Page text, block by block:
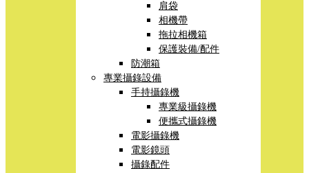
肩袋
相機帶
拖拉相機箱
保護裝備/配件
防潮箱
專業攝錄設備
手持攝錄機
專業級攝錄機
便攜式攝錄機
電影攝錄機
電影鏡頭
攝錄配件